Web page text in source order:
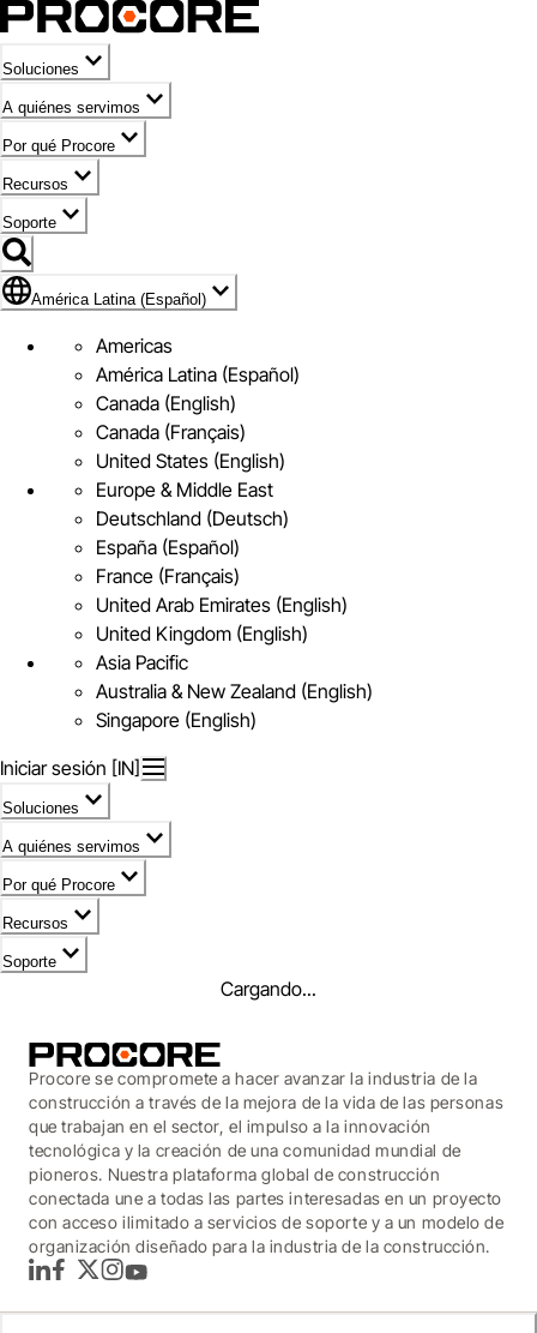
Soluciones
A quiénes servimos
Por qué Procore
Recursos
Soporte
Bandera de América Latina (Español)
América Latina (Español)
Americas
América Latina (Español)
Canada (English)
Canada (Français)
United States (English)
Europe & Middle East
Deutschland (Deutsch)
España (Español)
France (Français)
United Arab Emirates (English)
United Kingdom (English)
Asia Pacific
Australia & New Zealand (English)
Singapore (English)
Iniciar sesión [IN]
Soluciones
A quiénes servimos
Por qué Procore
Recursos
Soporte
Cargando...
Procore se compromete a hacer avanzar la industria de la
construcción a través de la mejora de la vida de las personas
que trabajan en el sector, el impulso a la innovación
tecnológica y la creación de una comunidad mundial de
pioneros. Nuestra plataforma global de construcción
conectada une a todas las partes interesadas en un proyecto
con acceso ilimitado a servicios de soporte y a un modelo de
organización diseñado para la industria de la construcción.
LinkedInFacebook
TwitterInstagram
YouTube